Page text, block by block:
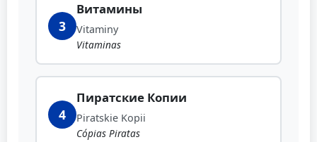
3
Витамины
Vitaminy
Vitaminas
4
Пиратские Копии
Piratskie Kopii
Cópias Piratas